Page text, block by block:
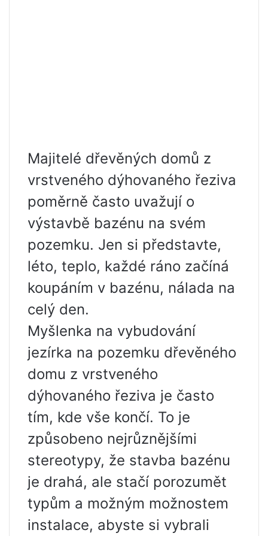
Majitelé dřevěných domů z
vrstveného dýhovaného řeziva
poměrně často uvažují o
výstavbě bazénu na svém
pozemku. Jen si představte,
léto, teplo, každé ráno začíná
koupáním v bazénu, nálada na
celý den.
Myšlenka na vybudování
jezírka na pozemku dřevěného
domu z vrstveného
dýhovaného řeziva je často
tím, kde vše končí. To je
způsobeno nejrůznějšími
stereotypy, že stavba bazénu
je drahá, ale stačí porozumět
typům a možným možnostem
instalace, abyste si vybrali